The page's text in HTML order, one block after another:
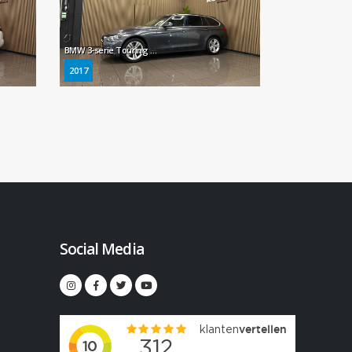
BMW 3-serie Touring 330i Executive * 1e Eig / Automaat / 360° Camera / LED / Navigatie / NL Auto *
2017
Social Media